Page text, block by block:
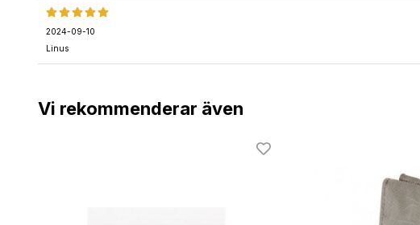
2024-09-10
Linus
Vi rekommenderar även